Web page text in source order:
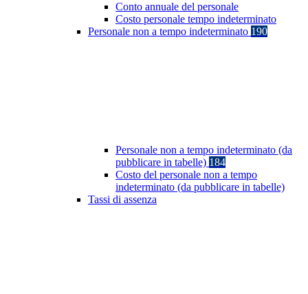
Conto annuale del personale
Costo personale tempo indeterminato
Personale non a tempo indeterminato 190
Personale non a tempo indeterminato (da
pubblicare in tabelle) 184
Costo del personale non a tempo
indeterminato (da pubblicare in tabelle)
Tassi di assenza